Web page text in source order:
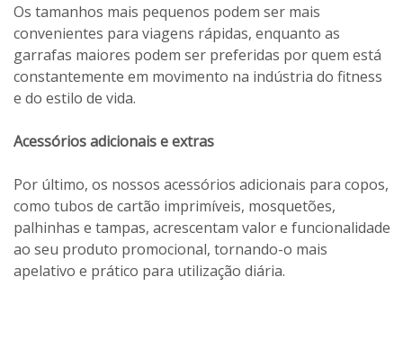
Os tamanhos mais pequenos podem ser mais
convenientes para viagens rápidas, enquanto as
garrafas maiores podem ser preferidas por quem está
constantemente em movimento na indústria do fitness
e do estilo de vida.
Acessórios adicionais e extras
Por último, os nossos acessórios adicionais para copos,
como tubos de cartão imprimíveis, mosquetões,
palhinhas e tampas, acrescentam valor e funcionalidade
ao seu produto promocional, tornando-o mais
apelativo e prático para utilização diária.